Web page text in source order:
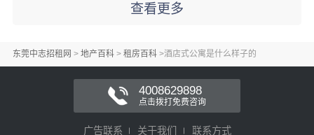
查看更多
东莞中志招租网 > 地产百科 > 租房百科 >酒店式公寓是什么样子的
4008629898
点击拨打免费咨询
广告联系 关于我们 联系方式